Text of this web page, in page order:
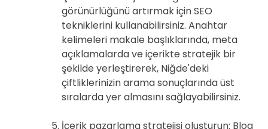
görünürlüğünü artırmak için SEO
tekniklerini kullanabilirsiniz. Anahtar
kelimeleri makale başlıklarında, meta
açıklamalarda ve içerikte stratejik bir
şekilde yerleştirerek, Niğde'deki
çiftliklerinizin arama sonuçlarında üst
sıralarda yer almasını sağlayabilirsiniz.
İçerik pazarlama stratejisi oluşturun: Blog